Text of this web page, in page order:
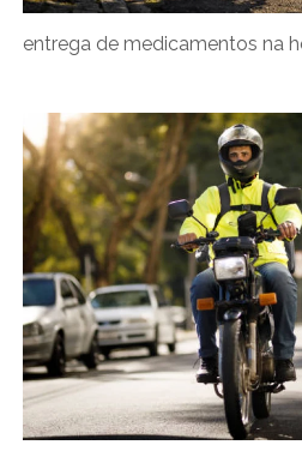
entrega de medicamentos na